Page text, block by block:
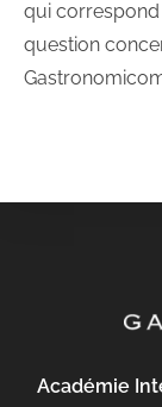
qui
question
Académie